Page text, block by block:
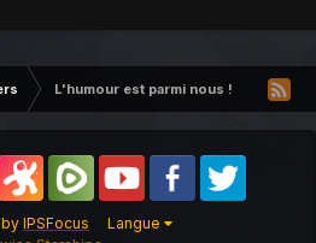
L'humour est parmi nous !
by IPSFocus
Langue